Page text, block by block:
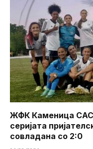
ЖФК Каменица
серијата
совладана со 2:0